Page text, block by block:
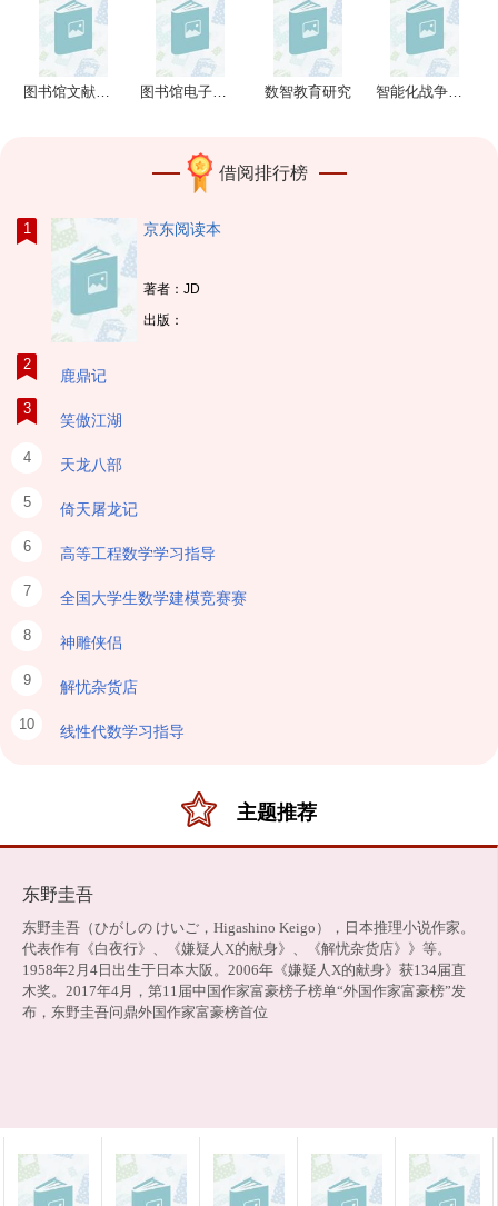
管理学
图书馆文献资源采访实务教程 图书馆电子资源采访实务 数智教育研究 智能化战争政治工作基本问题研究
借阅排行榜
1 京东阅读本
著者：JD
出版：
2
鹿鼎记
3
笑傲江湖
4 天龙八部
5 倚天屠龙记
6 高等工程数学学习指导
7 全国大学生数学建模竞赛赛
8 神雕侠侣
9 解忧杂货店
10 线性代数学习指导
主题推荐
东野圭吾
东野圭吾（ひがしの けいご，Higashino Keigo），日本推理小说作家。
代表作有《白夜行》、《嫌疑人X的献身》、《解忧杂货店》》等。
1958年2月4日出生于日本大阪。2006年《嫌疑人X的献身》获134届直
木奖。2017年4月，第11届中国作家富豪榜子榜单“外国作家富豪榜”发
布，东野圭吾问鼎外国作家富豪榜首位